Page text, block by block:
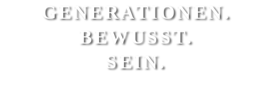
GENERATIONEN.
BEWUSST.
SEIN.